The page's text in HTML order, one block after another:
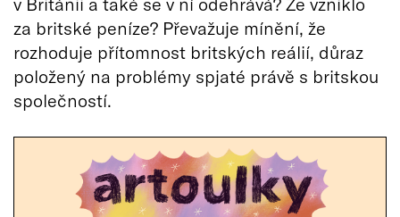
za britské peníze? Převažuje mínění, že
rozhoduje přítomnost britských reálií, důraz
položený na problémy spjaté právě s britskou
společností.